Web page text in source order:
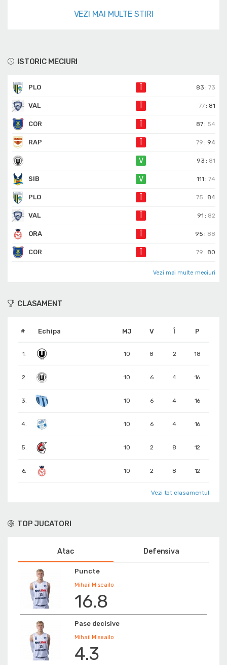
ISTORIC MECIURI
PLO 83 :73
VAL 77 : 81
COR 87 : 54
RAP 79 : 94
V 93 : 81
SIB V 111 :74
PLO 75 : 84
VAL 91 : 82
ORA 95 : 88
COR 79 : 80
Vezi mai multe meciuri
VEZI MAI MULTE STIRI
CLASAMENT
# Echipa MJ V Î P
1. 10 8 2 18
2. 10 6 4 16
3. 10 6 4 16
4. 10 6 4 16
5. 10 2 8 12
6. 10 2 8 12
Vezi tot clasamentul
TOP JUCATORI
Atac Defensiva
Puncte
Mihail Miseailo
16.8
Pase decisive
Mihail Miseailo
4.3